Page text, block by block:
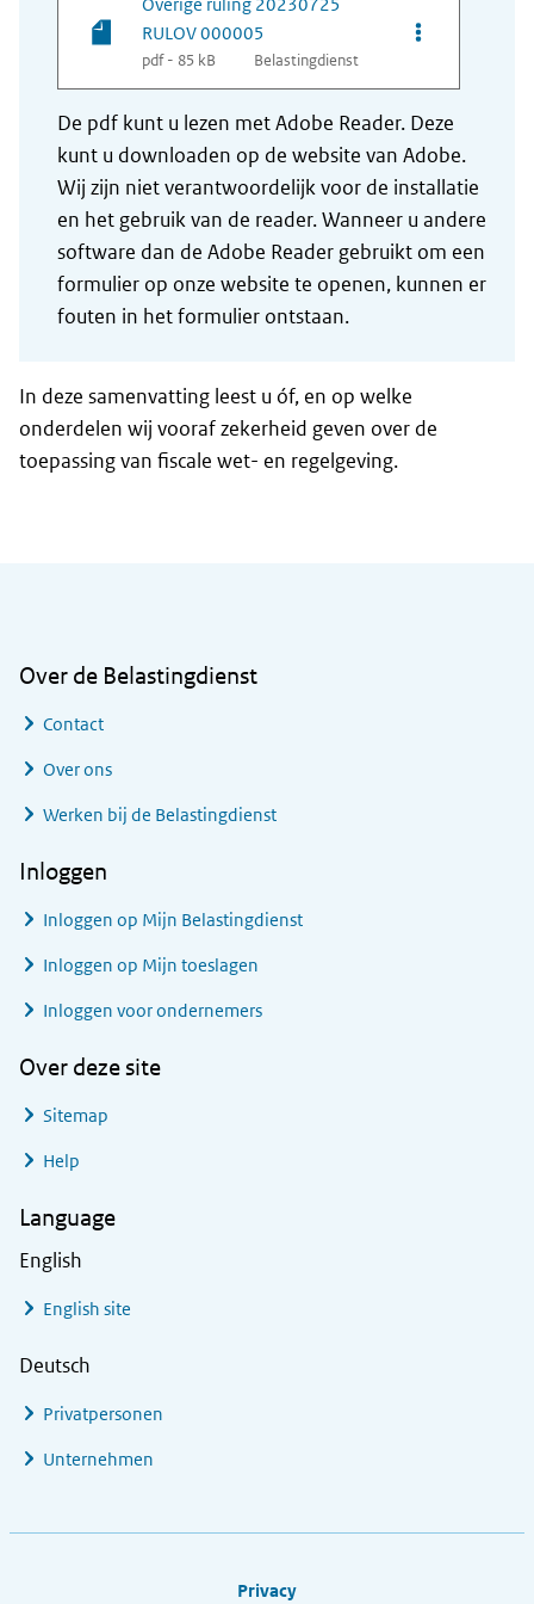
RULOV 000005
pdf - 85 kB Belastingdienst
Opties van
De pdf kunt u lezen met Adobe Reader. Deze
kunt u downloaden op de website van Adobe.
Wij zijn niet verantwoordelijk voor de installatie
en het gebruik van de reader. Wanneer u andere
software dan de Adobe Reader gebruikt om een
formulier op onze website te openen, kunnen er
fouten in het formulier ontstaan.
In deze samenvatting leest u óf, en op welke
onderdelen wij vooraf zekerheid geven over de
toepassing van fiscale wet- en regelgeving.
Over de Belastingdienst
Contact
Over ons
Werken bij de Belastingdienst
Inloggen
Inloggen op Mijn Belastingdienst
Inloggen op Mijn toeslagen
Inloggen voor ondernemers
Over deze site
Sitemap
Help
Language
English
English site
Deutsch
Privatpersonen
Unternehmen
Privacy